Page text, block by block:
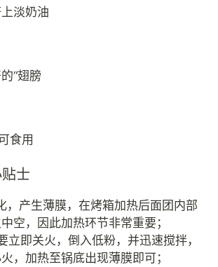
淡奶油
“翅膀
食用
士
，产生薄膜，在烤箱加热后面团内部
空，因此加热环节非常重要；
立即关火，倒入低粉，并迅速搅拌，
，加热至锅底出现薄膜即可；